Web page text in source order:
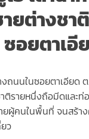
ยต่างชา
ซอยตาเอี
ถนนในซอยตาเอียด
ติรายหนึ่งถือมีดและท่
ายผู้คนในพื้นที่ จนสร้า
ว